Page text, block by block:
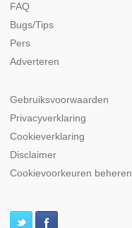
FAQ
Bugs/Tips
Pers
Adverteren
Gebruiksvoorwaarden
Privacyverklaring
Cookieverklaring
Disclaimer
Cookievoorkeuren beheren